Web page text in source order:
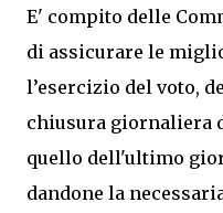
E' compito delle
di assicurare le
l’esercizio del voto,
chiusura giornaliera
quello dell'ultimo
dandone la